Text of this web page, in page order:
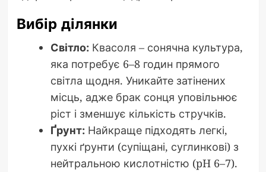
Вибір ділянки
Світло:Квасоля – сонячна культура,
яка потребує 6–8 годин прямого
світла щодня. Уникайте затінених
місць, адже брак сонця уповільнює
ріст і зменшує кількість стручків.
Ґрунт:Найкраще підходять легкі,
пухкі ґрунти (супіщані, суглинкові) з
нейтральною кислотністю (pH 6–7).